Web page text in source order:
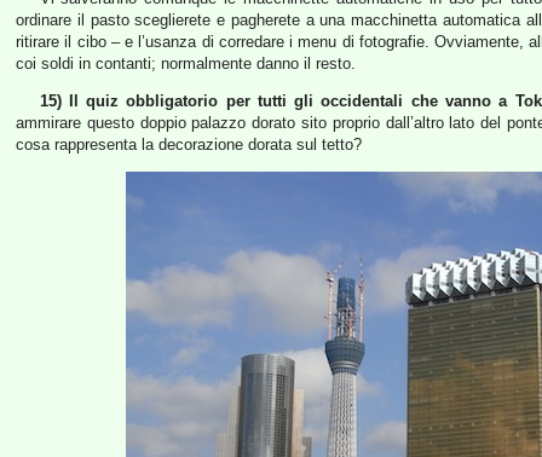
ordinare il pasto sceglierete e pagherete a una macchinetta automatica
ritirare il cibo – e l’usanza di corredare i menu di fotografie. Ovviamente,
coi soldi in contanti; normalmente danno il resto.
15) Il quiz obbligatorio per tutti gli occidentali che vanno a
ammirare questo doppio palazzo dorato sito proprio dall’altro lato del
cosa rappresenta la decorazione dorata sul tetto?